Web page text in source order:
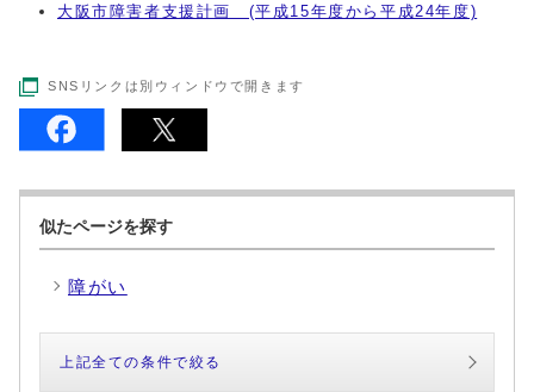
大阪市障害者支援計画 (平成15年度から平成24年度)
SNSリンクは別ウィンドウで開きます
似たページを探す
障がい
上記全ての条件で絞る